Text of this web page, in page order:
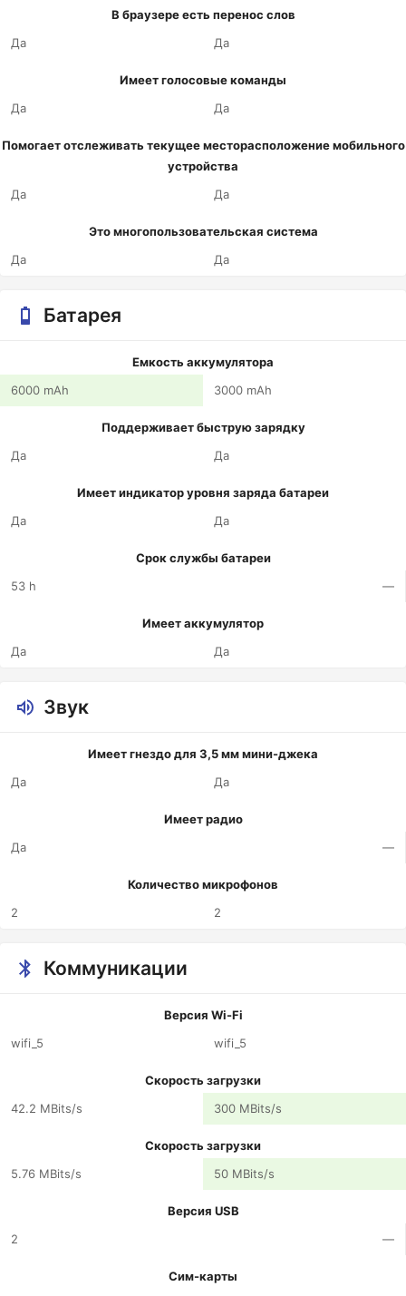
В браузере есть перенос слов
Да
Да
Имеет голосовые команды
Да
Да
Помогает отслеживать текущее месторасположение мобильного
устройства
Да
Да
Это многопользовательская система
Да
Да
Батарея
Емкость аккумулятора
6000 mAh
3000 mAh
Поддерживает быструю зарядку
Да
Да
Имеет индикатор уровня заряда батареи
Да
Да
Срок службы батареи
53 h
—
Имеет аккумулятор
Да
Да
Звук
Имеет гнездо для 3,5 мм мини-джека
Да
Да
Имеет радио
Да
—
Количество микрофонов
2
2
Коммуникации
Версия Wi-Fi
wifi_5
wifi_5
Скорость загрузки
42.2 MBits/s
300 MBits/s
Скорость загрузки
5.76 MBits/s
50 MBits/s
Версия USB
2
—
Сим-карты